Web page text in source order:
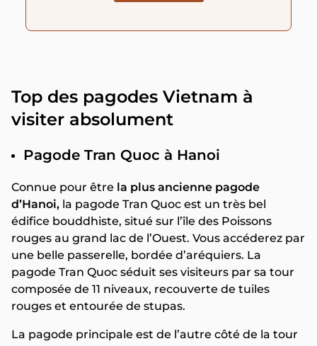
Top des pagodes Vietnam à
visiter absolument
Pagode Tran Quoc à Hanoi
Connue pour être la plus ancienne pagode
d’Hanoi, la pagode Tran Quoc est un très bel
édifice bouddhiste, situé sur l’île des Poissons
rouges au grand lac de l’Ouest. Vous accéderez par
une belle passerelle, bordée d’aréquiers. La
pagode Tran Quoc séduit ses visiteurs par sa tour
composée de 11 niveaux, recouverte de tuiles
rouges et entourée de stupas.
La pagode principale est de l’autre côté de la tour